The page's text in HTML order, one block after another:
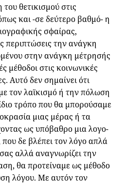
θετικισμού στις
και -σε δεύτερο βαθμό- η
σφαίρας,
περιπτώσεις την ανάγκη
στην ανάγκη μέτρησής
μέθοδοι στις κοινωνικές
Αυτό δεν σημαίνει ότι
τον λαϊκισμό ή την πόλωση
τρόπο που θα μπορούσαμε
μιας μέρας ή τα
ως υπόβαθρο μια λογο-
δε βλέπει τον λόγο απλά
αλλά αναγνωρίζει την
θα προτείναμε ως μέθοδο
λόγου. Με αυτόν τον